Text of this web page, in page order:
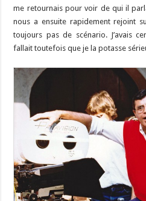
me retournais pour voir de qui il
nous a ensuite rapidement rejoint
toujours pas de scénario. J’avais
fallait toutefois que je la potasse